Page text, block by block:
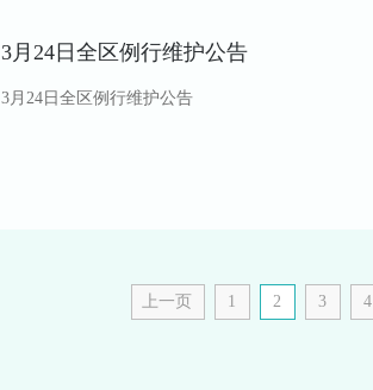
3月24日全区例行维护公告
3月24日全区例行维护公告
上一页 1 2 3 4